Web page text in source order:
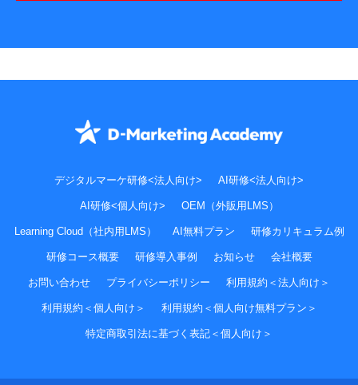
デジタルマーケ研修<法人向け> AI研修<法人向け>
AI研修<個人向け> OEM（外販用LMS）
Learning Cloud（社内用LMS） AI無料プラン 研修カリキュラム例
研修コース概要 研修導入事例 お知らせ 会社概要
お問い合わせ プライバシーポリシー 利用規約＜法人向け＞
利用規約＜個人向け＞ 利用規約＜個人向け無料プラン＞
特定商取引法に基づく表記＜個人向け＞